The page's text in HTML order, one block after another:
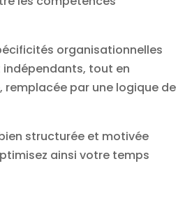
organisationnelles
tout en
remplacée par une logique de
structurée et motivée
ainsi votre temps